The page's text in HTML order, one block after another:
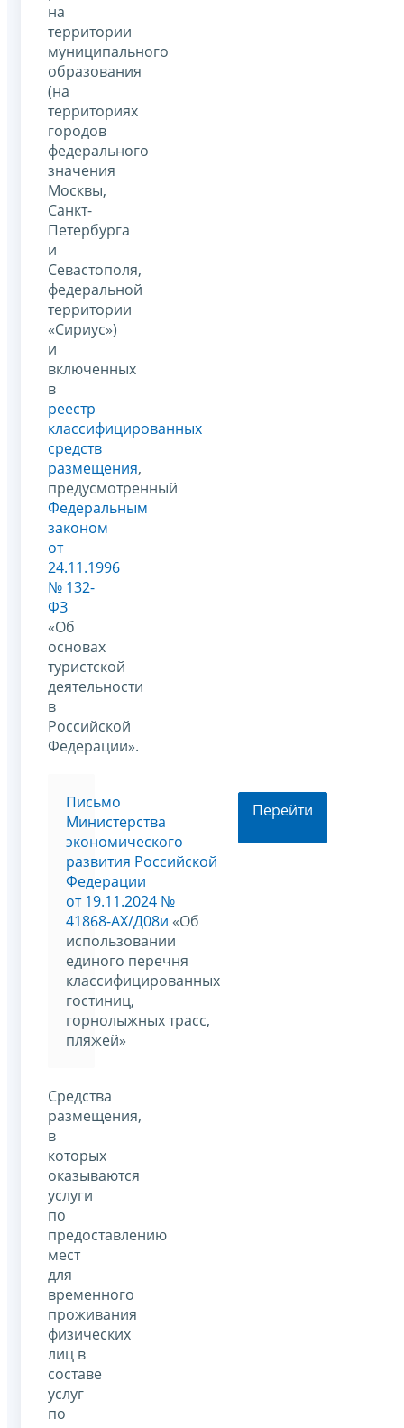
на
территории
муниципального
образования
(на
территориях
городов
федерального
значения
Москвы,
Санкт-
Петербурга
и
Севастополя,
федеральной
территории
«Сириус»)
и
включенных
в
реестр
классифицированных
средств
размещения,
предусмотренный
Федеральным
законом
от
24.11.1996
№ 132-
ФЗ
«Об
основах
туристской
деятельности
в
Российской
Федерации».
Письмо
Министерства
экономического
развития Российской
Федерации
от 19.11.2024 №
41868-АХ/Д08и «Об
использовании
единого перечня
классифицированных
гостиниц,
горнолыжных трасс,
пляжей»
Перейти
Средства
размещения,
в
которых
оказываются
услуги
по
предоставлению
мест
для
временного
проживания
физических
лиц в
составе
услуг
по